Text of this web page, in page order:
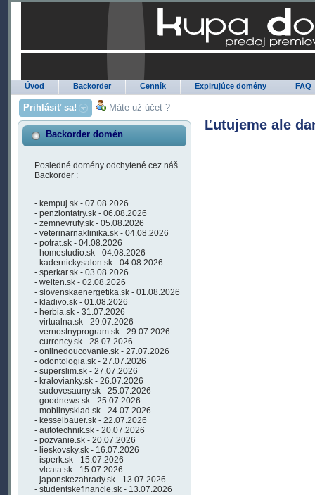
Úvod Backorder Cenník Expirujúce domény FAQ
Prihlásiť sa! Máte už účet ?
Backorder domén
Posledné domény odchytené cez náš
Backorder :
- kempuj.sk - 07.08.2026
- penziontatry.sk - 06.08.2026
- zemnevruty.sk - 05.08.2026
- veterinarnaklinika.sk - 04.08.2026
- potrat.sk - 04.08.2026
- homestudio.sk - 04.08.2026
- kadernickysalon.sk - 04.08.2026
- sperkar.sk - 03.08.2026
- welten.sk - 02.08.2026
- slovenskaenergetika.sk - 01.08.2026
- kladivo.sk - 01.08.2026
- herbia.sk - 31.07.2026
- virtualna.sk - 29.07.2026
- vernostnyprogram.sk - 29.07.2026
- currency.sk - 28.07.2026
- onlinedoucovanie.sk - 27.07.2026
- odontologia.sk - 27.07.2026
- superslim.sk - 27.07.2026
- kralovianky.sk - 26.07.2026
- sudovesauny.sk - 25.07.2026
- goodnews.sk - 25.07.2026
- mobilnysklad.sk - 24.07.2026
- kesselbauer.sk - 22.07.2026
- autotechnik.sk - 20.07.2026
- pozvanie.sk - 20.07.2026
- lieskovsky.sk - 16.07.2026
- isperk.sk - 15.07.2026
- vlcata.sk - 15.07.2026
- japonskezahrady.sk - 13.07.2026
- studentskefinancie.sk - 13.07.2026
Ľutujeme ale